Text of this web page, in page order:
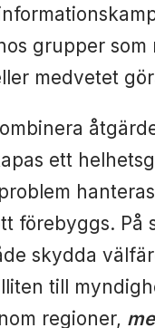
grupper som
medvetet
ett
förebyggs. På
skydda
till
regioner,